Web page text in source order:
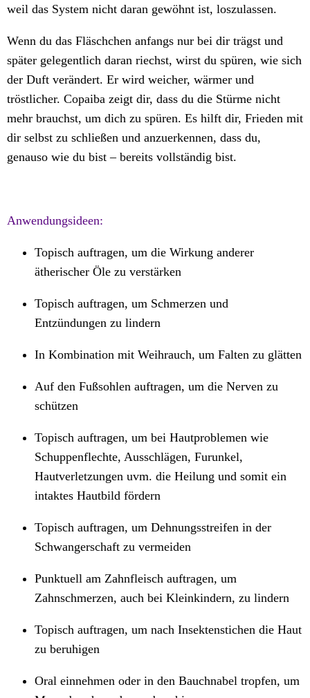
weil das System nicht daran gewöhnt ist, loszulassen.
Wenn du das Fläschchen anfangs nur bei dir trägst und
später gelegentlich daran riechst, wirst du spüren, wie sich
der Duft verändert. Er wird weicher, wärmer und
tröstlicher. Copaiba zeigt dir, dass du die Stürme nicht
mehr brauchst, um dich zu spüren. Es hilft dir, Frieden mit
dir selbst zu schließen und anzuerkennen, dass du,
genauso wie du bist – bereits vollständig bist.
Anwendungsideen:
Topisch auftragen, um die Wirkung anderer
ätherischer Öle zu verstärken
Topisch auftragen, um Schmerzen und
Entzündungen zu lindern
In Kombination mit Weihrauch, um Falten zu glätten
Auf den Fußsohlen auftragen, um die Nerven zu
schützen
Topisch auftragen, um bei Hautproblemen wie
Schuppenflechte, Ausschlägen, Furunkel,
Hautverletzungen uvm. die Heilung und somit ein
intaktes Hautbild fördern
Topisch auftragen, um Dehnungsstreifen in der
Schwangerschaft zu vermeiden
Punktuell am Zahnfleisch auftragen, um
Zahnschmerzen, auch bei Kleinkindern, zu lindern
Topisch auftragen, um nach Insektenstichen die Haut
zu beruhigen
Oral einnehmen oder in den Bauchnabel tropfen, um